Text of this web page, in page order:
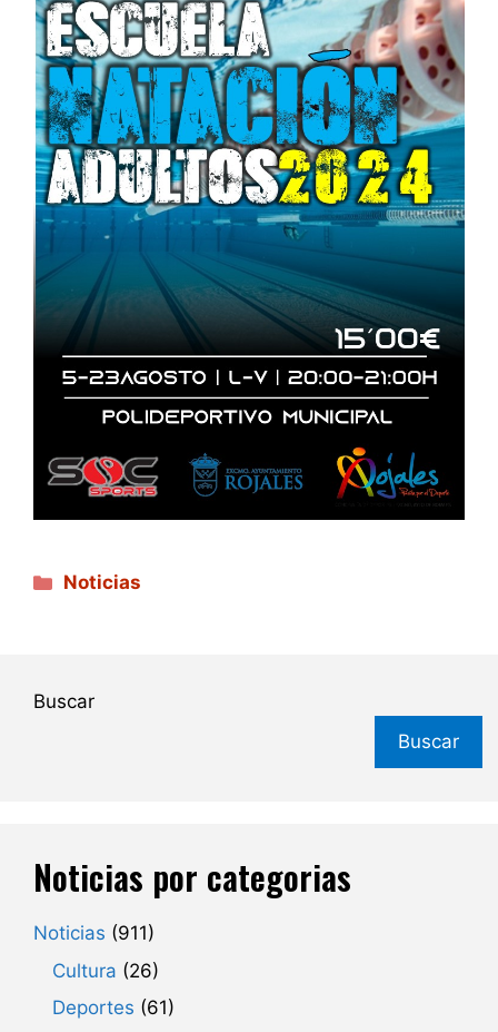
Categorías
Noticias
Buscar
Buscar
Noticias por categorias
Noticias (911)
Cultura (26)
Deportes (61)